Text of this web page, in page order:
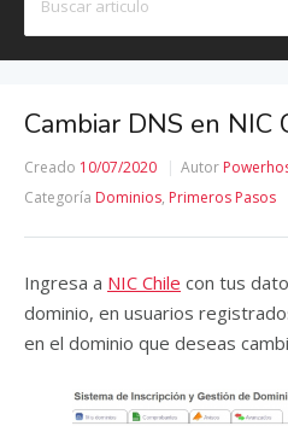
Cambiar DNS en NIC
Creado 10/07/2020 Autor
Categoría Dominios, Primeros Pasos
Ingresa a NIC Chile con tus
dominio, en usuarios
en el dominio que deseas